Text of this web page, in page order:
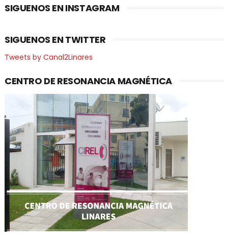
SIGUENOS EN INSTAGRAM
SIGUENOS EN TWITTER
Tweets by Canal2Linares
CENTRO DE RESONANCIA MAGNÉTICA